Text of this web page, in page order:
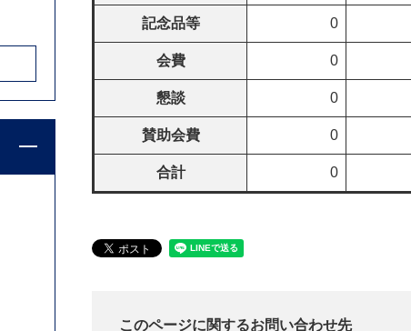
記念品等 0
会費 0
懇談 0
賛助会費 0
合計 0
このページに関するお問い合わせ先